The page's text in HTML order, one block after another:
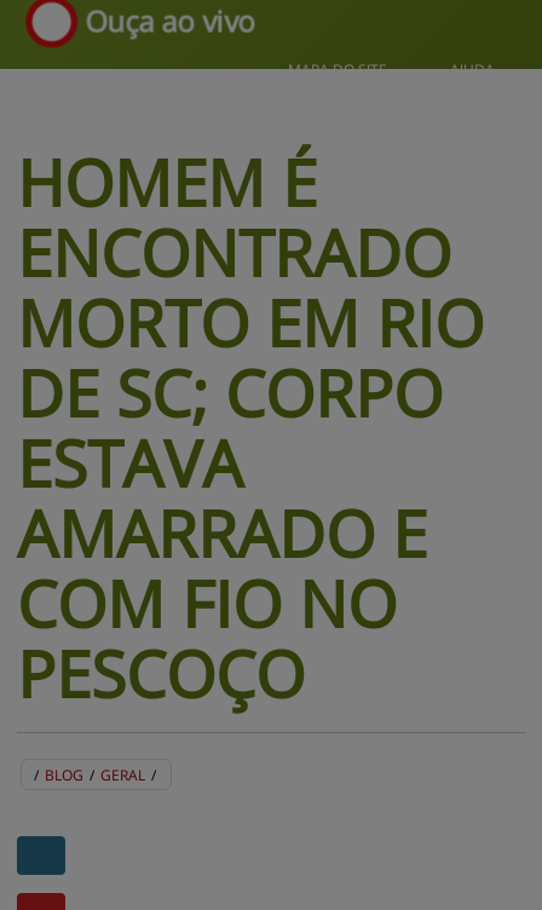
Ouça ao vivo
MAPA DO SITE AJUDA
HOMEM É
ENCONTRADO
MORTO EM RIO
DE SC; CORPO
ESTAVA
AMARRADO E
COM FIO NO
PESCOÇO
/ BLOG / GERAL /